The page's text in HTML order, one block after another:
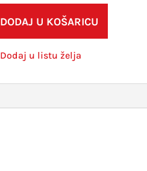
DODAJ U KOŠARICU
Dodaj u listu želja